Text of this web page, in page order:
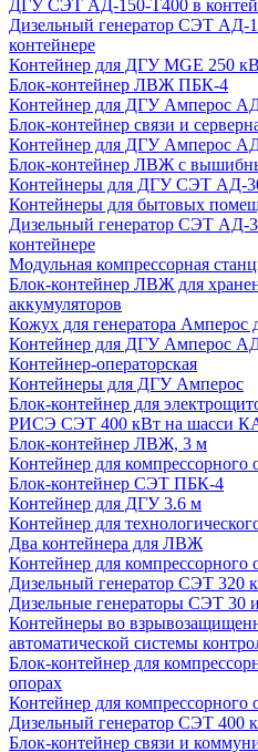
ДГУ СЭТ АД-150-Т400 в
Дизельный генератор СЭТ АД-
контейнере
Контейнер для ДГУ MGE 250
Блок-контейнер ЛВЖ ПБК-4
Контейнер для ДГУ Амперос
Блок-контейнер связи и
Контейнер для ДГУ Амперос
Блок-контейнер ЛВЖ с
Контейнеры для ДГУ СЭТ АД-
Контейнеры для бытовых
Дизельный генератор СЭТ АД-
контейнере
Модульная компрессорная
Блок-контейнер ЛВЖ для
аккумуляторов
Кожух для генератора Амперос
Контейнер для ДГУ Амперос
Контейнер-операторская
Контейнеры для ДГУ Амперос
Блок-контейнер для
РИСЭ СЭТ 400 кВт на шасси
Блок-контейнер ЛВЖ, 3 м
Контейнер для компрессорного
Блок-контейнер СЭТ ПБК-4
Контейнер для ДГУ 3.6 м
Контейнер для
Два контейнера для ЛВЖ
Контейнер для компрессорного
Дизельный генератор СЭТ 320
Дизельные генераторы СЭТ 30
Контейнеры во
автоматической системы
Блок-контейнер для
опорах
Контейнер для компрессорного
Дизельный генератор СЭТ 400
Блок-контейнер связи и